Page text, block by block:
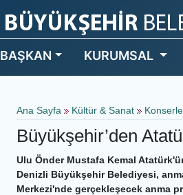
BAŞKAN KURUMSAL
Ana Sayfa Kültür & Sanat
Büyükşehir’den
Ulu Önder Mustafa Kemal
Denizli Büyükşehir Belediyesi,
Merkezi'nde gerçekleşecek anma